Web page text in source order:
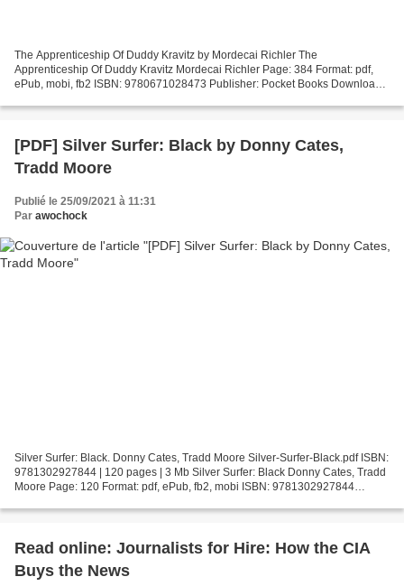
The Apprenticeship Of Duddy Kravitz by Mordecai Richler The
Apprenticeship Of Duddy Kravitz Mordecai Richler Page: 384 Format: pdf,
ePub, mobi, fb2 ISBN: 9780671028473 Publisher: Pocket Books Download
[PDF] Silver Surfer: Black by Donny Cates,
Tradd Moore
Publié le 25/09/2021 à 11:31
Par awochock
Silver Surfer: Black. Donny Cates, Tradd Moore Silver-Surfer-Black.pdf ISBN:
9781302927844 | 120 pages | 3 Mb Silver Surfer: Black Donny Cates, Tradd
Moore Page: 120 Format: pdf, ePub, fb2, mobi ISBN: 9781302927844
Read online: Journalists for Hire: How the CIA
Buys the News